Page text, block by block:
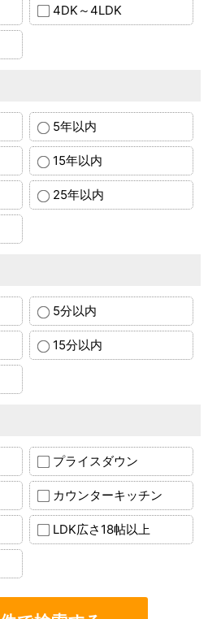
4DK～4LDK
5年以内
15年以内
25年以内
5分以内
15分以内
プライスダウン
カウンターキッチン
LDK広さ18帖以上